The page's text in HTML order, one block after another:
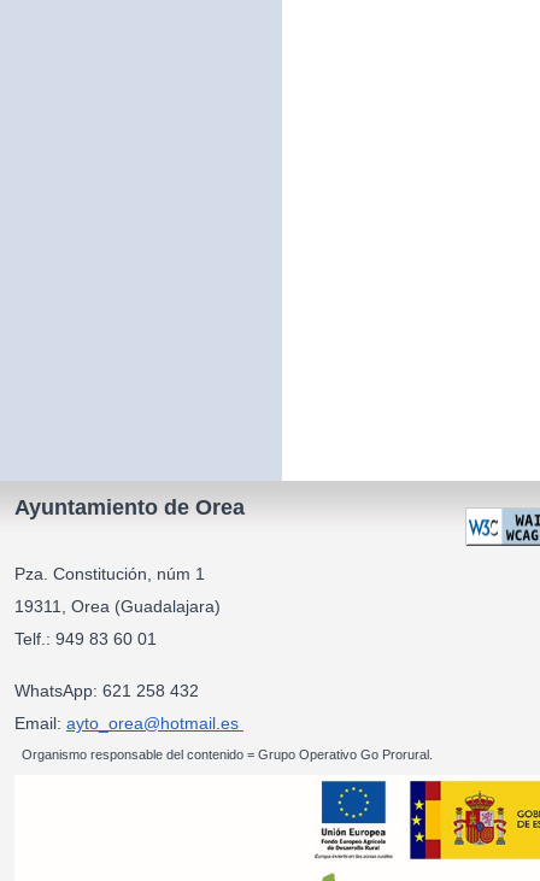
Ayuntamiento de Orea
Pza. Constitución, núm 1
19311, Orea (Guadalajara)
Telf.: 949 83 60 01
WhatsApp: 621 258 432
Email: ayto_orea@hotmail.es
Organismo responsable del contenido = Grupo Operativo Go Prorural.